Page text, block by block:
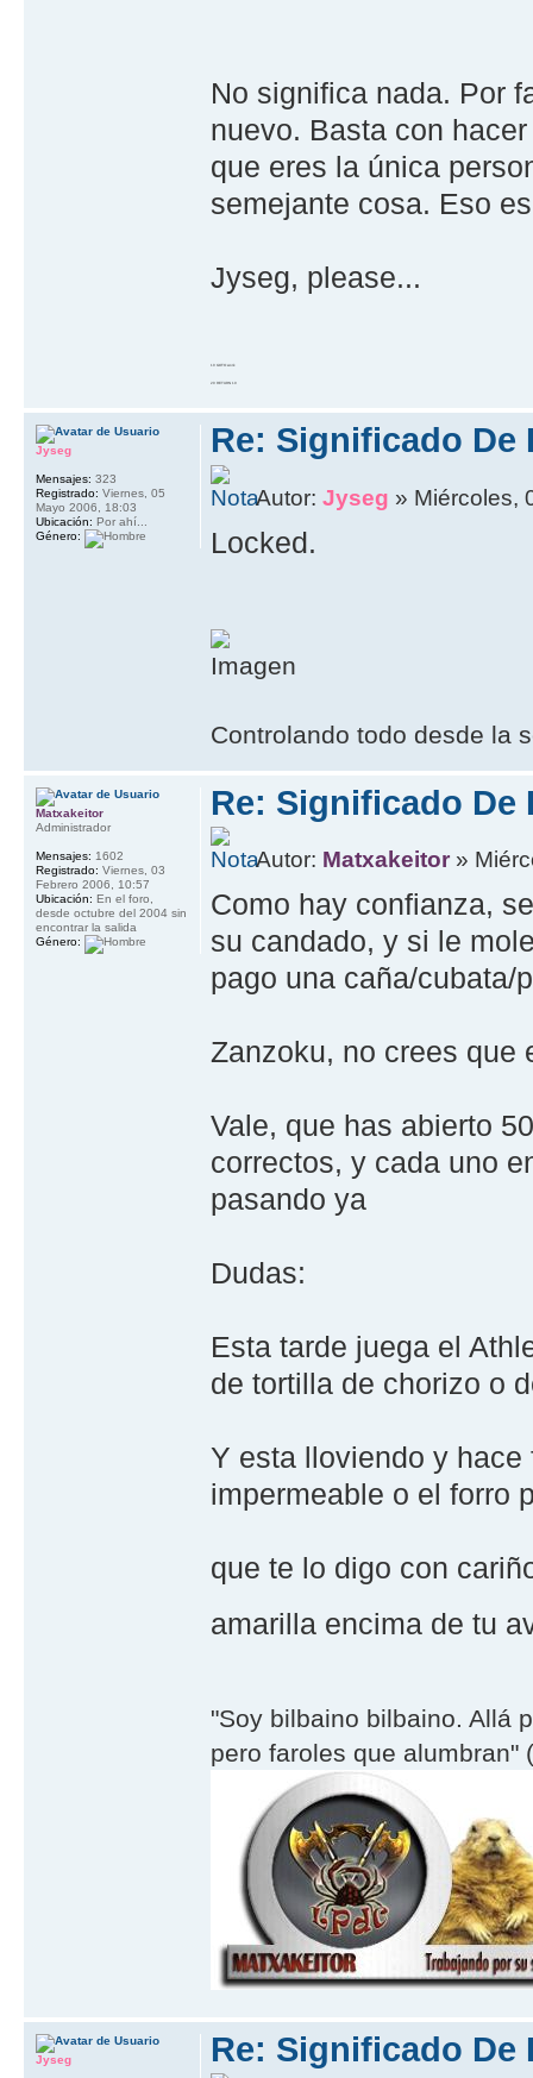
No significa nada. Por
nuevo. Basta con
que eres la única
semejante cosa. Eso
Jyseg, please...
10 GOTO work
20 RETURN 10
Re: Significado De
Autor:Jyseg » Miércoles,
Locked.
Controlando todo desde la
Jyseg
Mensajes: 323
Registrado: Viernes, 05
Mayo 2006, 18:03
Ubicación: Por ahí...
Género:
Re: Significado De
Autor: Matxakeitor »
Como hay confianza,
su candado, y si le
pago una caña/cubata/
Zanzoku, no crees que
Vale, que has abierto
correctos, y cada uno
pasando ya
Dudas:
Esta tarde juega el
de tortilla de chorizo o
Y esta lloviendo y
impermeable o el forro
que te lo digo con
amarilla encima de tu
"Soy bilbaino bilbaino. Allá
pero faroles que alumbran"
Matxakeitor
Administrador
Mensajes: 1602
Registrado: Viernes, 03
Febrero 2006, 10:57
Ubicación: En el foro,
desde octubre del 2004 sin
encontrar la salida
Género:
Re: Significado De
Jyseg